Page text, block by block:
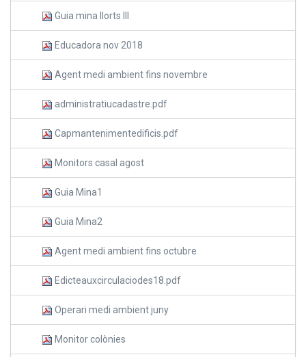
Guia mina llorts III
Educadora nov 2018
Agent medi ambient fins novembre
administratiucadastre.pdf
Capmantenimentedificis.pdf
Monitors casal agost
Guia Mina1
Guia Mina2
Agent medi ambient fins octubre
Edicteauxcirculaciodes18.pdf
Operari medi ambient juny
Monitor colònies